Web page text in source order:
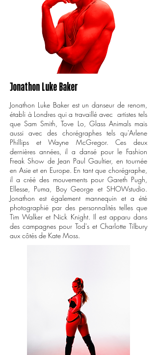
Jonathon Luke Baker
Jonathon Luke Baker est un danseur de renom,
établi à Londres qui a travaillé avec artistes tels
que Sam Smith, Tove Lo, Glass Animals mais
aussi avec des chorégraphes tels qu'Arlene
Phillips et Wayne McGregor. Ces deux
dernières années, il a dansé pour le Fashion
Freak Show de Jean Paul Gaultier, en tournée
en Asie et en Europe. En tant que chorégraphe,
il a créé des mouvements pour Gareth Pugh,
Ellesse, Puma, Boy George et SHOWstudio.
Jonathon est également mannequin et a été
photographié par des personnalités telles que
Tim Walker et Nick Knight. Il est apparu dans
des campagnes pour Tod's et Charlotte Tilbury
aux côtés de Kate Moss.